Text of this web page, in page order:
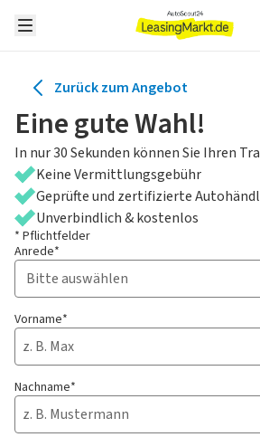
Zurück zum Angebot
Eine gute Wahl!
In nur 30 Sekunden können Sie Ihren
Keine Vermittlungsgebühr
Geprüfte und zertifizierte
Unverbindlich & kostenlos
* Pflichtfelder
Anrede*
Vorname*
Nachname*